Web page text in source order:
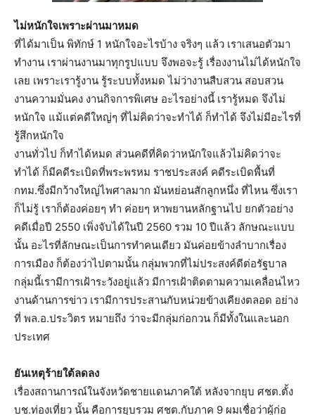
ไม่หนักใจเพราะผ่านมาหมด
ที่ได้มาเป็น พิทักษ์ 1 หนักใจอะไรบ้าง จริงๆ แล้ว เราเสนอตัวมา
ทำงาน เราผ่านงานมาทุกรูปแบบ จึงพอจะรู้ เรื่องงานไม่ได้หนักใจ
เลย เพราะเรารู้งาน รู้ระบบทั้งหมด ไม่ว่างานสืบสวน สอบสวน
งานความมั่นคง งานกิจการพิเศษ อะไรอย่างนี้ เรารู้หมด จึงไม่
หนักใจ แม้แต่คดีใหญ่ๆ ที่ไม่คิดว่าจะทำได้ ก็ทำได้ จึงไม่มีอะไรที่
รู้สึกหนักใจ
งานทั่วไป ก็ทำได้หมด ส่วนคดีที่คิดว่าหนักใจแล้วไม่คิดว่าจะ
ทำได้ ก็มีคดีระเบิดที่พระพรหม ราชประสงค์ คดีระเบิดพื้นที่
กทม.ซึ่งมีกว้างใหญ่ไพศาลมาก มันหย่อนสักลูกหนึ่ง ที่ไหน ซึ่งเรา
ก็ไม่รู้ เราก็ต้องค่อยๆ ทำ ค่อยๆ หาพยานหลักฐานไป ยกตัวอย่าง
คดีเมื่อปี 2550 เพิ่งจับได้ในปี 2560 รวม 10 ปีแล้ว ลักษณะแบบ
นั้น อะไรที่ลักษณะเป็นการทำคนเดียว มันค่อยข้างลำบากเรื่อง
การเมือง ก็ต้องว่าไปตามนั้น กลุ่มพวกที่ไม่ประสงค์ดีต่อรัฐบาล
กลุ่มนี้เรามีการเฝ้าระวังอยู่แล้ว มีการเฝ้าติดตามความเคลื่อนไหว
งานด้านการข่าว เรามีการประสานกับหน่วยข้างเคียงตลอด อย่าง
ที่ พล.อ.ประวิตร หมายถึง ว่าจะมีกลุ่มก่อกวน ก็มีทั้งในและนอก
ประเทศ
ยันเหตุร้ายใต้ลดลง
เรื่องสถานการณ์ในจังหวัดชายแดนภาคใต้ หลังจากยุบ ศชต.ตั้ง
บช.ท่องเที่ยว นั้น คือการยุบรวม ศชต.กับภาค 9 ผมเชื่อว่าผู้ก่อ